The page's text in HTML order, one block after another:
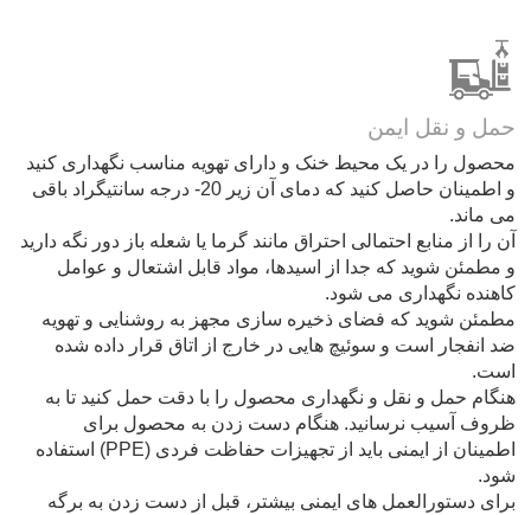
حمل و نقل ایمن
محصول را در یک محیط خنک و دارای تهویه مناسب نگهداری کنید
و اطمینان حاصل کنید که دمای آن زیر 20- درجه سانتیگراد باقی
می ماند.
آن را از منابع احتمالی احتراق مانند گرما یا شعله باز دور نگه دارید
و مطمئن شوید که جدا از اسیدها، مواد قابل اشتعال و عوامل
کاهنده نگهداری می شود.
مطمئن شوید که فضای ذخیره سازی مجهز به روشنایی و تهویه
ضد انفجار است و سوئیچ هایی در خارج از اتاق قرار داده شده
است.
هنگام حمل و نقل و نگهداری محصول را با دقت حمل کنید تا به
ظروف آسیب نرسانید. هنگام دست زدن به محصول برای
اطمینان از ایمنی باید از تجهیزات حفاظت فردی (PPE) استفاده
شود.
برای دستورالعمل های ایمنی بیشتر، قبل از دست زدن به برگه